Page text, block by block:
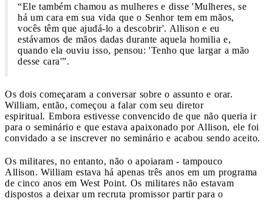
“Ele também chamou as mulheres e disse 'Mulheres, se
há um cara em sua vida que o Senhor tem em mãos,
vocês têm que ajudá-lo a descobrir'. Allison e eu
estávamos de mãos dadas durante aquela homilia e,
quando ela ouviu isso, pensou: 'Tenho que largar a mão
desse cara'”.
Os dois começaram a conversar sobre o assunto e orar.
William, então, começou a falar com seu diretor
espiritual. Embora estivesse convencido de que não queria ir
para o seminário e que estava apaixonado por Allison, ele foi
convidado a se inscrever no seminário e acabou sendo aceito.
Os militares, no entanto, não o apoiaram - tampouco
Allison. William estava há apenas três anos em um programa
de cinco anos em West Point. Os militares não estavam
dispostos a deixar um recruta promissor partir para o